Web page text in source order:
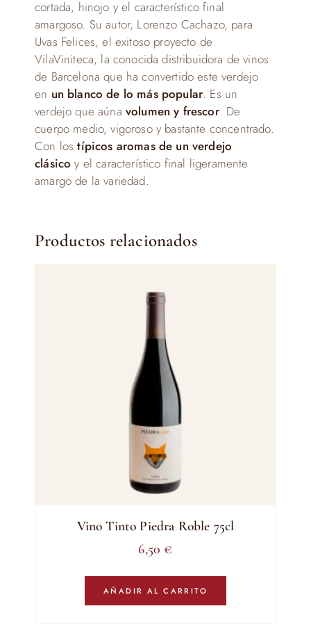
cortada, hinojo y el característico final
amargoso. Su autor, Lorenzo Cachazo, para
Uvas Felices, el exitoso proyecto de
VilaViniteca, la conocida distribuidora de vinos
de Barcelona que ha convertido este verdejo
en un blanco de lo más popular. Es un
verdejo que aúna volumen y frescor. De
cuerpo medio, vigoroso y bastante concentrado.
Con lostípicos aromas de un verdejo
clásico y el característico final ligeramente
amargo de la variedad.
Productos relacionados
Vino Tinto Piedra Roble 75cl
6,50 €
AÑADIR AL CARRITO